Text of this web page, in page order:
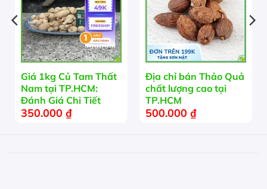
Giá 1kg Củ Tam Thất
Nam tại TP.HCM:
Đánh Giá Chi Tiết
350.000 ₫
Địa chỉ bán Thảo Quả
chất lượng cao tại
TP.HCM
500.000 ₫